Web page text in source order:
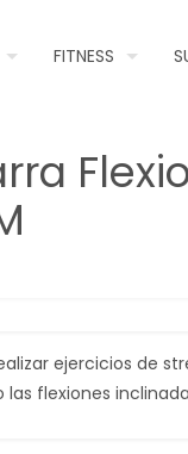
FITNESS
ejercicios de
las flexiones